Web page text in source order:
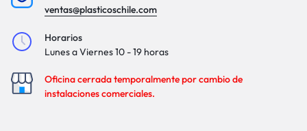
ventas@plasticoschile.com
Horarios
Lunes a Viernes 10 - 19 horas
Oficina cerrada temporalmente por cambio de
instalaciones comerciales.